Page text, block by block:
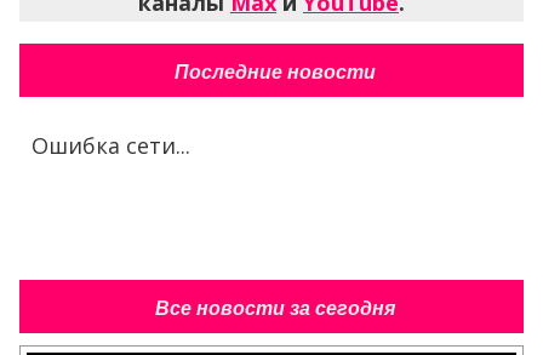
Последние новости
Ошибка сети...
Все новости за сегодня